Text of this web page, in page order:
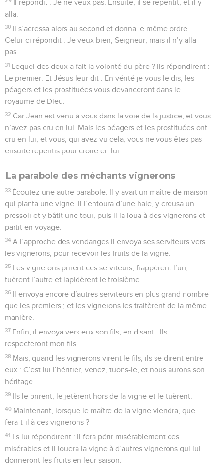
Il répondit : Je ne veux pas. Ensuite, il se repentit, et il y
alla.
30 Il s’adressa alors au second et donna le même ordre.
Celui-ci répondit : Je veux bien, Seigneur, mais il n’y alla
pas.
31 Lequel des deux a fait la volonté du père ? Ils répondirent :
Le premier. Et Jésus leur dit : En vérité je vous le dis, les
péagers et les prostituées vous devanceront dans le
royaume de Dieu.
32 Car Jean est venu à vous dans la voie de la justice, et vous
n’avez pas cru en lui. Mais les péagers et les prostituées ont
cru en lui, et vous, qui avez vu cela, vous ne vous êtes pas
ensuite repentis pour croire en lui.
La parabole des méchants vignerons
33 Écoutez une autre parabole. Il y avait un maître de maison
qui planta une vigne. Il l’entoura d’une haie, y creusa un
pressoir et y bâtit une tour, puis il la loua à des vignerons et
partit en voyage.
34 A l’approche des vendanges il envoya ses serviteurs vers
les vignerons, pour recevoir les fruits de la vigne.
35 Les vignerons prirent ces serviteurs, frappèrent l’un,
tuèrent l’autre et lapidèrent le troisième.
36 Il envoya encore d’autres serviteurs en plus grand nombre
que les premiers ; et les vignerons les traitèrent de la même
manière.
37 Enfin, il envoya vers eux son fils, en disant : Ils
respecteront mon fils.
38 Mais, quand les vignerons virent le fils, ils se dirent entre
eux : C’est lui l’héritier, venez, tuons-le, et nous aurons son
héritage.
39 Ils le prirent, le jetèrent hors de la vigne et le tuèrent.
40 Maintenant, lorsque le maître de la vigne viendra, que
fera-t-il à ces vignerons ?
41 Ils lui répondirent : Il fera périr misérablement ces
misérables et il louera la vigne à d’autres vignerons qui lui
donneront les fruits en leur saison.